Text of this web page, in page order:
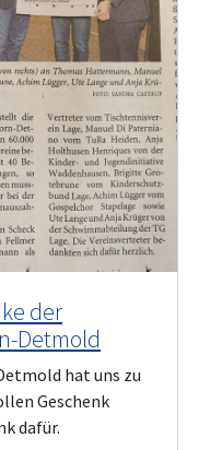
der
Detmold
hat uns zu
Geschenk
dafür.